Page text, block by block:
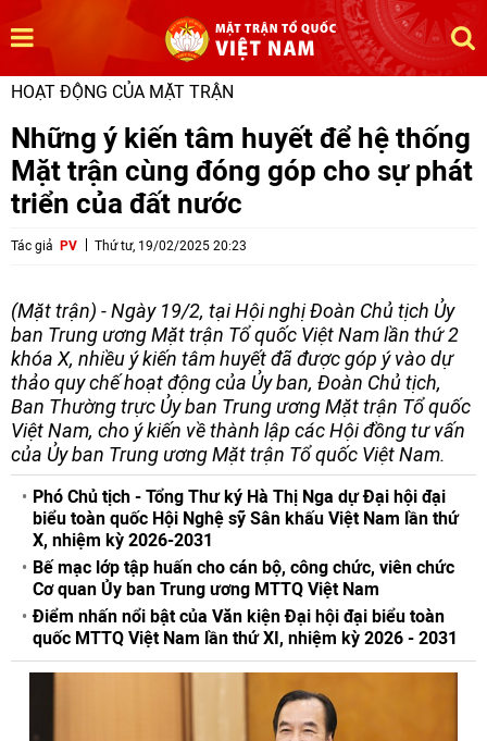
HOẠT ĐỘNG CỦA MẶT TRẬN
Những ý kiến tâm huyết để hệ thống
Mặt trận cùng đóng góp cho sự phát
triển của đất nước
Tác giả PV Thứ tư, 19/02/2025 20:23
(Mặt trận) - Ngày 19/2, tại Hội nghị Đoàn Chủ tịch Ủy
ban Trung ương Mặt trận Tổ quốc Việt Nam lần thứ 2
khóa X, nhiều ý kiến tâm huyết đã được góp ý vào dự
thảo quy chế hoạt động của Ủy ban, Đoàn Chủ tịch,
Ban Thường trực Ủy ban Trung ương Mặt trận Tổ quốc
Việt Nam, cho ý kiến về thành lập các Hội đồng tư vấn
của Ủy ban Trung ương Mặt trận Tổ quốc Việt Nam.
Phó Chủ tịch - Tổng Thư ký Hà Thị Nga dự Đại hội đại
biểu toàn quốc Hội Nghệ sỹ Sân khấu Việt Nam lần thứ
X, nhiệm kỳ 2026-2031
Bế mạc lớp tập huấn cho cán bộ, công chức, viên chức
Cơ quan Ủy ban Trung ương MTTQ Việt Nam
Điểm nhấn nổi bật của Văn kiện Đại hội đại biểu toàn
quốc MTTQ Việt Nam lần thứ XI, nhiệm kỳ 2026 - 2031